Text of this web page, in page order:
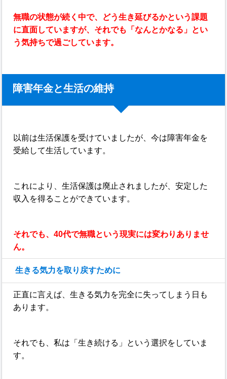
無職の状態が続く中で、どう生き延びるかという課題
に直面していますが、それでも「なんとかなる」とい
う気持ちで過ごしています。
障害年金と生活の維持
以前は生活保護を受けていましたが、今は障害年金を
受給して生活しています。
これにより、生活保護は廃止されましたが、安定した
収入を得ることができています。
それでも、40代で無職という現実には変わりありませ
ん。
生きる気力を取り戻すために
正直に言えば、生きる気力を完全に失ってしまう日も
あります。
それでも、私は「生き続ける」という選択をしていま
す。